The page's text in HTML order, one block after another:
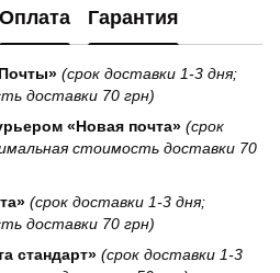
Оплата Гарантия
(срок доставки 1-3 дня;
доставки 70 грн)
«Новая почта» (срок
стоимость доставки 70
(срок доставки 1-3 дня;
доставки 70 грн)
стандарт» (срок доставки 1-3